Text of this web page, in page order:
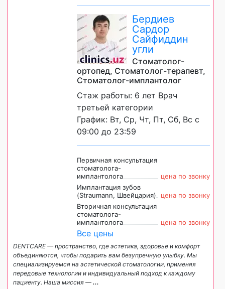
Бердиев
Сардор
Сайфиддин
угли
Стоматолог-
ортопед, Стоматолог-терапевт,
Стоматолог-имплантолог
Стаж работы: 6 лет Врач
третьей категории
График: Вт, Ср, Чт, Пт, Сб, Вс с
09:00 до 23:59
Первичная консультация
стоматолога-
имплантолога
цена по звонку
Имплантация зубов
(Straumann, Швейцария)
цена по звонку
Вторичная консультация
стоматолога-
имплантолога
цена по звонку
Все цены
DENTCARE — пространство, где эстетика, здоровье и комфорт
объединяются, чтобы подарить вам безупречную улыбку. Мы
специализируемся на эстетической стоматологии, применяя
передовые технологии и индивидуальный подход к каждому
пациенту. Наша миссия — ...